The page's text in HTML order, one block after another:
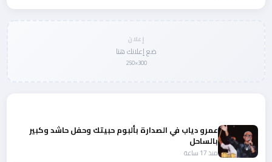
إعلان
ضع إعلانك هنا
300×250
عمرو دياب في الصدارة بألبوم حبيتك وحفل حاشد وكبير
بالساحل
منذ 17 ساعة